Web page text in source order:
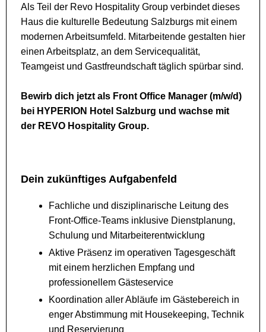
Als Teil der Revo Hospitality Group verbindet dieses
Haus die kulturelle Bedeutung Salzburgs mit einem
modernen Arbeitsumfeld. Mitarbeitende gestalten hier
einen Arbeitsplatz, an dem Servicequalität,
Teamgeist und Gastfreundschaft täglich spürbar sind.
Bewirb dich jetzt als Front Office Manager (m/w/d)
bei HYPERION Hotel Salzburg und wachse mit
der REVO Hospitality Group.
Dein zukünftiges Aufgabenfeld
Fachliche und disziplinarische Leitung des
Front-Office-Teams inklusive Dienstplanung,
Schulung und Mitarbeiterentwicklung
Aktive Präsenz im operativen Tagesgeschäft
mit einem herzlichen Empfang und
professionellem Gästeservice
Koordination aller Abläufe im Gästebereich in
enger Abstimmung mit Housekeeping, Technik
und Reservierung